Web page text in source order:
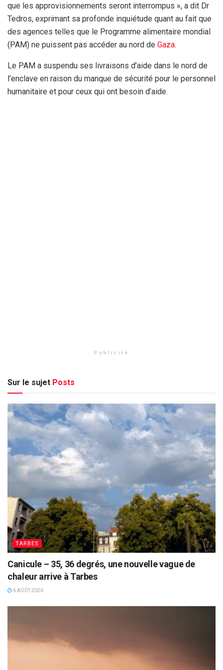
que les approvisionnements seront interrompus », a dit Dr
Tedros, exprimant sa profonde inquiétude quant au fait que
des agences telles que le Programme alimentaire mondial
(PAM) ne puissent pas accéder au nord de Gaza.
Le PAM a suspendu ses livraisons d’aide dans le nord de
l’enclave en raison du manque de sécurité pour le personnel
humanitaire et pour ceux qui ont besoin d’aide.
Publicité
Sur le sujet Posts
TARBES
Canicule – 35, 36 degrés, une nouvelle vague de
chaleur arrive à Tarbes
6 AOÛT 2026